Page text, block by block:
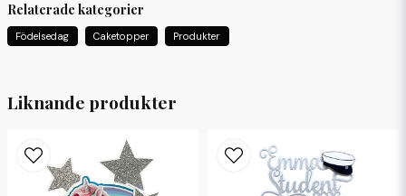
name
Namn
Liknande produkter
Relaterade kategorier
Födelsedag Caketopper Produkter